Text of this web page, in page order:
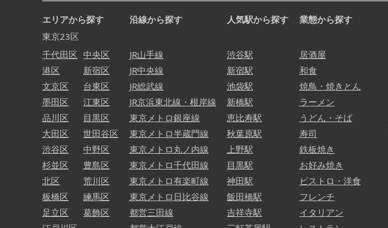
エリアから探す
東京23区
千代田区
港区
文京区
墨田区
品川区
大田区
渋谷区
杉並区
北区
板橋区
足立区
中央区
新宿区
台東区
江東区
目黒区
世田谷区
中野区
豊島区
荒川区
練馬区
葛飾区
沿線から探す
JR山手線
JR中央線
JR総武線
JR京浜東北線・根岸線
東京メトロ銀座線
東京メトロ半蔵門線
東京メトロ丸ノ内線
東京メトロ千代田線
東京メトロ有楽町線
東京メトロ日比谷線
都営三田線
人気駅から探す
渋谷駅
新宿駅
池袋駅
新橋駅
恵比寿駅
秋葉原駅
上野駅
目黒駅
神田駅
飯田橋駅
吉祥寺駅
業態から探す
居酒屋
和食
焼鳥・焼きとん
ラーメン
うどん・そば
寿司
鉄板焼き
お好み焼き
ビストロ・洋食
フレンチ
イタリアン